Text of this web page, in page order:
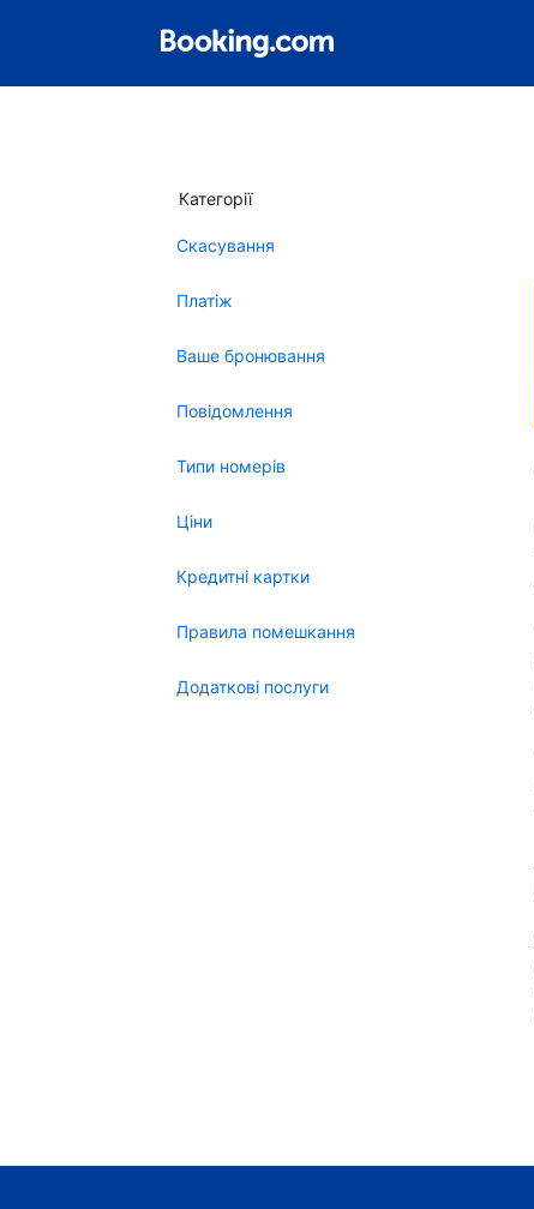
Категорії
Скасування
Платіж
Ваше бронювання
Повідомлення
Типи номерів
Ціни
Кредитні картки
Правила помешкання
Додаткові послуги